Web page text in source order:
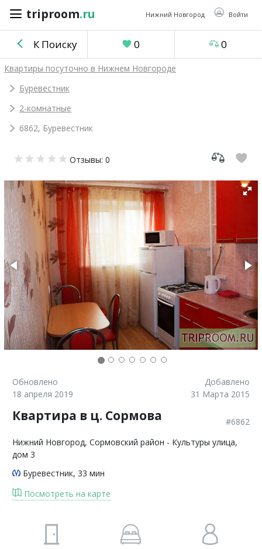
triproom.ru Нижний Новгород Войти
triproom .ru
Российский
Войти / Зарегистрироваться
объявление
0
Сравнение
0
К Поиску 0 0
Квартиры посуточно в Нижнем Новгороде
Буревестник
2-комнатные
6862, Буревестник
Отзывы: 0
Обновлено
18 апреля 2019
Добавлено
31 Марта 2015
Квартира в ц. Сормова
#6862
Нижний Новгород, Сормовский район - Культуры улица,
дом 3
Буревестник, 33 мин
Посмотреть на карте